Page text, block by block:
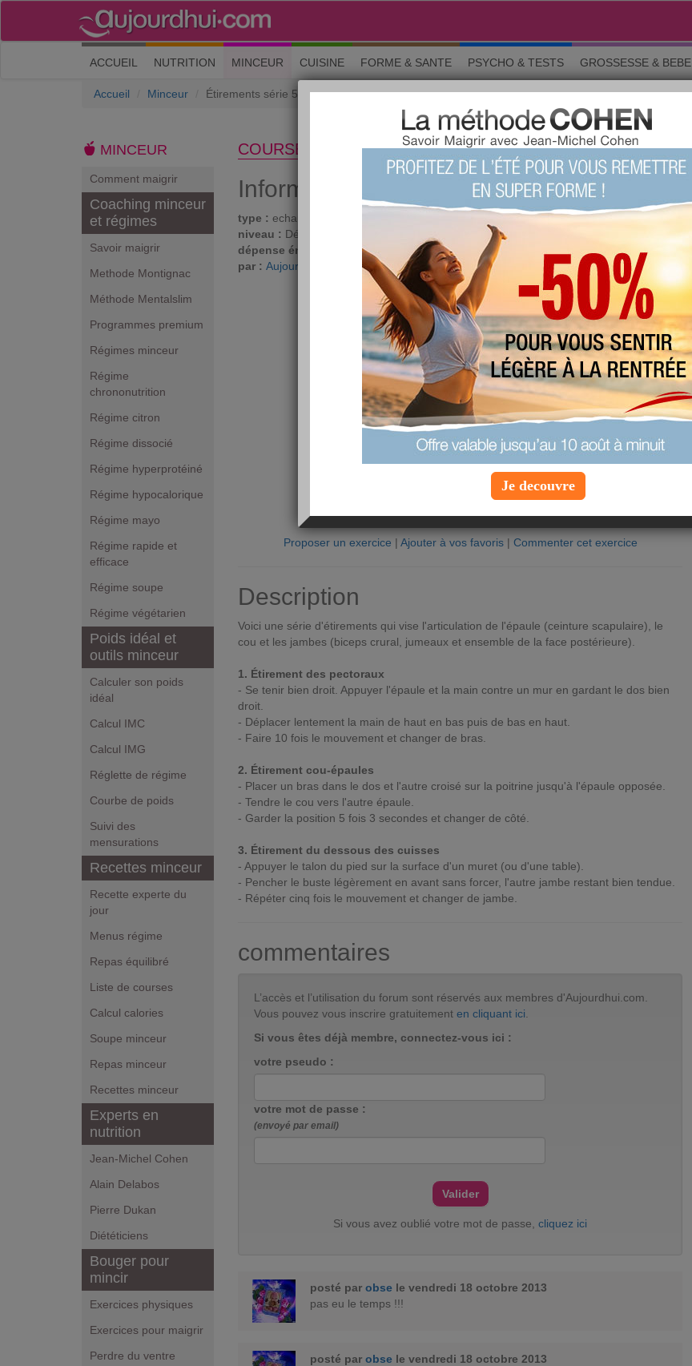
ACCUEIL (current)
NUTRITION MINCEUR CUISINE FORME & SANTE PSYCHO & TESTS GROSSESSE & BEBE
Accueil Minceur Étirements série 5
MINCEUR
Comment maigrir
Coaching minceur
et régimes
Savoir maigrir
Methode Montignac
Méthode Mentalslim
Programmes premium
Régimes minceur
Régime
chrononutrition
Régime citron
Régime dissocié
Régime hyperprotéiné
Régime hypocalorique
Régime mayo
Régime rapide et
efficace
Régime soupe
Régime végétarien
Poids idéal et
outils minceur
Calculer son poids
idéal
Calcul IMC
Calcul IMG
Réglette de régime
Courbe de poids
Suivi des
mensurations
Recettes minceur
Recette experte du
jour
Menus régime
Repas équilibré
Liste de courses
Calcul calories
Soupe minceur
Repas minceur
Recettes minceur
Experts en
nutrition
Jean-Michel Cohen
Alain Delabos
Pierre Dukan
Diététiciens
Bouger pour
mincir
Exercices physiques
Exercices pour maigrir
Perdre du ventre
COURSE À PIED
Informations générales
type : echauffements
niveau : Débutant
dépense énergétique : 308
proposée
par : Aujourdhui.com
favorite :209 fois
commentée :
votre avis sur ce produit ?
4
Proposer un exercice | Ajouter à vos favoris| Commenter cet exercice
Description
Voici une série d'étirements qui vise l'articulation de l'épaule (ceinture scapulaire), le
cou et les jambes (biceps crural, jumeaux et ensemble de la face postérieure).
1. Étirement des pectoraux
- Se tenir bien droit. Appuyer l'épaule et la main contre un mur en gardant le dos bien
droit.
- Déplacer lentement la main de haut en bas puis de bas en haut.
- Faire 10 fois le mouvement et changer de bras.
2. Étirement cou-épaules
- Placer un bras dans le dos et l'autre croisé sur la poitrine jusqu'à l'épaule opposée.
- Tendre le cou vers l'autre épaule.
- Garder la position 5 fois 3 secondes et changer de côté.
3. Étirement du dessous des cuisses
- Appuyer le talon du pied sur la surface d'un muret (ou d'une table).
- Pencher le buste légèrement en avant sans forcer, l'autre jambe restant bien tendue.
- Répéter cinq fois le mouvement et changer de jambe.
commentaires
L’accès et l’utilisation du forum sont réservés aux membres d'Aujourdhui.com.
Vous pouvez vous inscrire gratuitement en cliquant ici
Si vous êtes déjà membre, connectez-vous ici :
votre pseudo :
votre mot de passe :
(envoyé par email)
Si vous avez oublié votre mot de passe, cliquez ici
posté par obse le vendredi 18 octobre 2013
pas eu le temps !!!
posté par obse le vendredi 18 octobre 2013
Je decouvre